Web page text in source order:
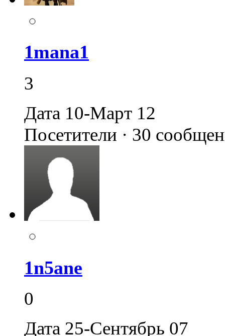
1mana1
3
Дата 10-Март 12
Посетители · 30
1n5ane
0
Дата 25-Сентябрь 07